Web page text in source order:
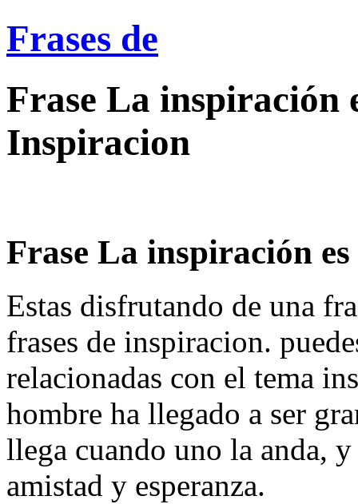
Frases de
Frase La inspiración
Inspiracion
Frase La inspiración
Estas disfrutando de una
frases de inspiracion.
relacionadas con el tema
hombre ha llegado a ser
llega cuando uno la anda,
amistad y esperanza.